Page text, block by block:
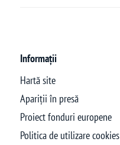
Informații
Hartă site
Apariții în presă
Proiect fonduri europene
Politica de utilizare cookies